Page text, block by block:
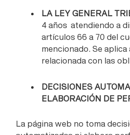
LA LEY GENERAL
4 años atendiendo a
artículos 66 a 70 del
mencionado. Se
relacionada con las
DECISIONES
ELABORACIÓN DE
La página web no toma